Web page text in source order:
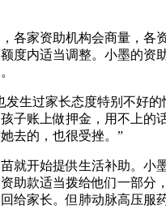
各家资助机构会商量，
度内适当调整。小墨的
生过家长态度特别不好
子账上做押金，用不上
去的，也很受挫。”
就开始提供生活补助。
助款适当拨给他们一部
给家长。但肺动脉高压